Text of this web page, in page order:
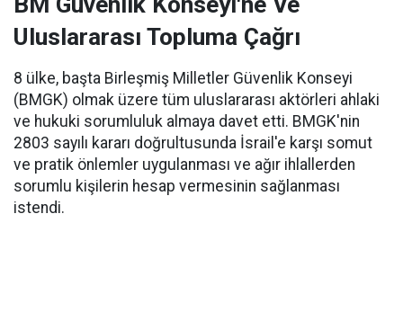
Uluslararası Topluma Çağrı
8 ülke, başta Birleşmiş Milletler Güvenlik Konseyi
(BMGK) olmak üzere tüm uluslararası aktörleri ahlaki
ve hukuki sorumluluk almaya davet etti. BMGK'nin
2803 sayılı kararı doğrultusunda İsrail'e karşı somut
ve pratik önlemler uygulanması ve ağır ihlallerden
sorumlu kişilerin hesap vermesinin sağlanması
istendi.